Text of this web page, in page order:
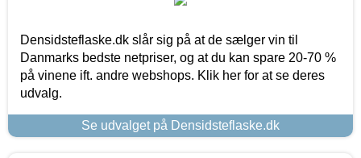
Densidsteflaske.dk slår sig på at de sælger vin til
Danmarks bedste netpriser, og at du kan spare 20-70 %
på vinene ift. andre webshops. Klik her for at se deres
udvalg.
Se udvalget på Densidsteflaske.dk